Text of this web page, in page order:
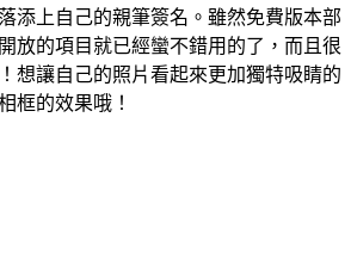
添上自己的親筆簽名。雖然免費版本部
放的項目就已經蠻不錯用的了，而且很
想讓自己的照片看起來更加獨特吸睛的
框的效果哦！